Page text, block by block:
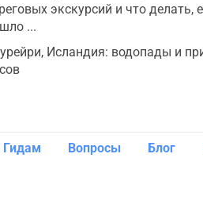
экскурсий и что делать,
...
Исландия: водопады и
Гидам Вопросы Блог